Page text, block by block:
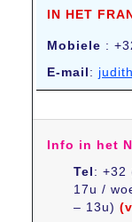
IN HET
Mobiele :
E-mail:
Info in het
Tel: +32
17u /
– 13u)